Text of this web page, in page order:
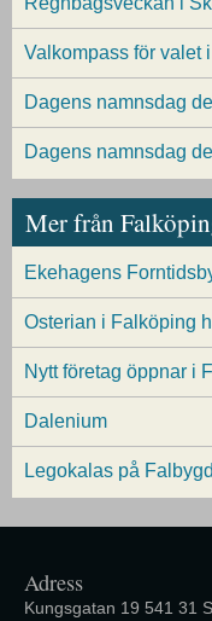
Valkompass för valet
Dagens namnsdag
Dagens namnsdag
Mer från
Ekehagens
Osterian i Falköping
Nytt företag öppnar i
Dalenium
Legokalas på
Adress
Kungsgatan 19 541 31